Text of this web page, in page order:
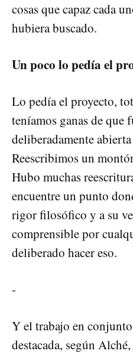
cosas que capaz cada
hubiera buscado.
Un poco lo pedía el
Lo pedía el proyecto,
teníamos ganas de que
deliberadamente
Reescribimos un
Hubo muchas
encuentre un punto
rigor filosófico y a su
comprensible por
deliberado hacer eso.
-
Y el trabajo en
destacada, según